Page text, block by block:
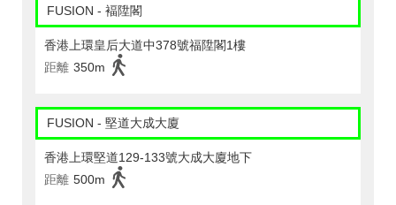
FUSION - 褔陞閣
香港上環皇后大道中378號福陞閣1樓
距離 350m
FUSION - 堅道大成大廈
香港上環堅道129-133號大成大廈地下
距離 500m